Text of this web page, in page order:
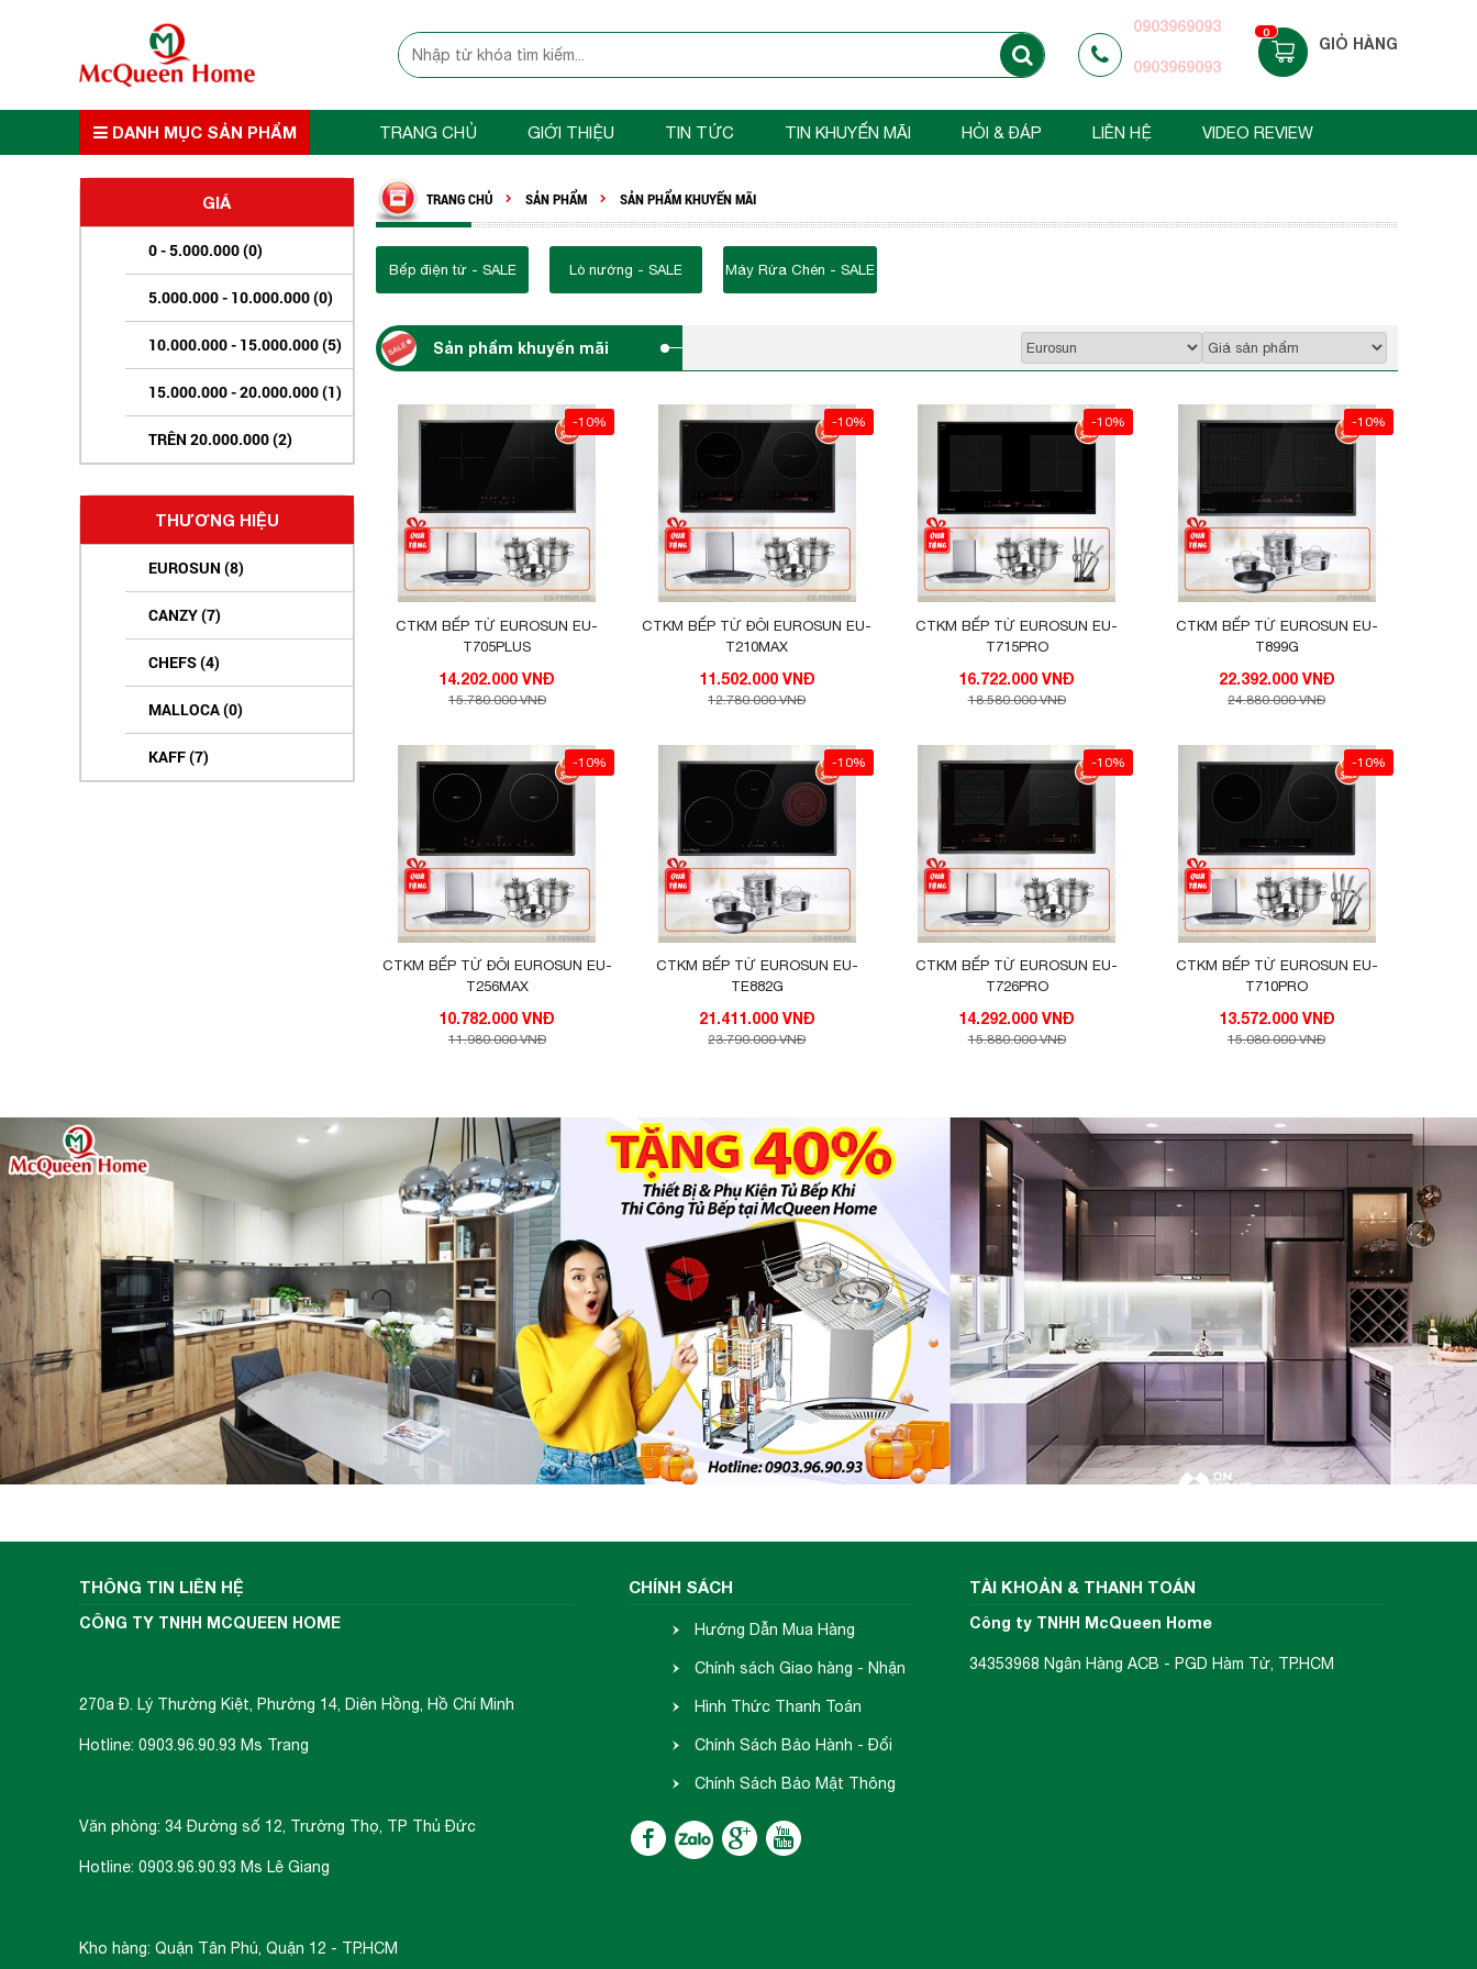
0903969093
0903969093
0
GIỎ HÀNG
DANH MỤC SẢN PHẨM TRANG CHỦ GIỚI THIỆU TIN TỨC TIN KHUYẾN MÃI HỎI & ĐÁP LIÊN HỆ VIDEO REVIEW
TRANG CHỦ SẢN PHẨM SẢN PHẨM KHUYẾN MÃI
Bếp điện từ - SALE Lò nướng - SALE Máy Rửa Chén - SALE
Sản phẩm khuyến mãi
-10%
CTKM BẾP TỪ EUROSUN EU-
T705PLUS
14.202.000 VNĐ
15.780.000 VNĐ
-10%
CTKM BẾP TỪ ĐÔI EUROSUN EU-
T210MAX
11.502.000 VNĐ
12.780.000 VNĐ
-10%
CTKM BẾP TỪ EUROSUN EU-
T715PRO
16.722.000 VNĐ
18.580.000 VNĐ
-10%
CTKM BẾP TỪ EUROSUN EU-
T899G
22.392.000 VNĐ
24.880.000 VNĐ
-10%
CTKM BẾP TỪ ĐÔI EUROSUN EU-
T256MAX
10.782.000 VNĐ
11.980.000 VNĐ
-10%
CTKM BẾP TỪ EUROSUN EU-
TE882G
21.411.000 VNĐ
23.790.000 VNĐ
-10%
CTKM BẾP TỪ EUROSUN EU-
T726PRO
14.292.000 VNĐ
15.880.000 VNĐ
-10%
CTKM BẾP TỪ EUROSUN EU-
T710PRO
13.572.000 VNĐ
15.080.000 VNĐ
GIÁ
0 - 5.000.000 (0)
5.000.000 - 10.000.000 (0)
10.000.000 - 15.000.000 (5)
15.000.000 - 20.000.000 (1)
TRÊN 20.000.000 (2)
THƯƠNG HIỆU
EUROSUN (8)
CANZY (7)
CHEFS (4)
MALLOCA (0)
KAFF (7)
THÔNG TIN LIÊN HỆ
CÔNG TY TNHH MCQUEEN HOME
270a Đ. Lý Thường Kiệt, Phường 14, Diên Hồng, Hồ Chí Minh
Hotline: 0903.96.90.93 Ms Trang
Văn phòng: 34 Đường số 12, Trường Thọ, TP Thủ Đức
Hotline: 0903.96.90.93 Ms Lê Giang
Kho hàng: Quận Tân Phú, Quận 12 - TP.HCM
CHÍNH SÁCH
Hướng Dẫn Mua Hàng
Chính sách Giao hàng - Nhận
hàng
Hình Thức Thanh Toán
Chính Sách Bảo Hành - Đổi
Trả
Chính Sách Bảo Mật Thông
Tin
TÀI KHOẢN & THANH TOÁN
Công ty TNHH McQueen Home
34353968 Ngân Hàng ACB - PGD Hàm Tử, TP.HCM